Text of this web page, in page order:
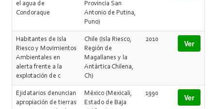
el agua de
Condoraque
Provincia San
Antonio de Putina,
Puno)
Habitantes de Isla
Riesco y Movimientos
Ambientales en
alerta frente a la
explotación de c
Chile (Isla Riesco,
Región de
Magallanes y la
Antártica Chilena,
Ch)
2010 Ver
Ejidatarios denuncian
apropiación de tierras
México (Mexicali,
Estado de Baja
1990 Ver